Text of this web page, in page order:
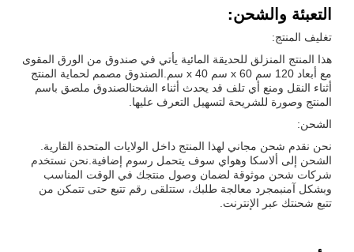
التعبئة والشحن:
تغليف المنتج:
هذا المنتج المنزلق للحديقة المائية يأتي في صندوق من الورق المقوى
مع أبعاد 120 سم x 60 سم x 40 سم.الصندوق مصمم لحماية المنتج
أثناء النقل ومنع أي تلف قد يحدث أثناء الشحنالصندوق ملصق باسم
المنتج وصورة للشريحة لتسهيل التعرف عليها.
الشحن:
نحن نقدم شحن مجاني لهذا المنتج داخل الولايات المتحدة القارية.
الشحن إلى ألاسكا وهواي سوف يتحمل رسوم إضافية.نحن نستخدم
شركات شحن موثوقة لضمان وصول منتجك في الوقت المناسب
وبشكل آمنبمجرد معالجة طلبك، ستتلقى رقم تتبع حتى تتمكن من
تتبع شحنتك عبر الإنترنت.